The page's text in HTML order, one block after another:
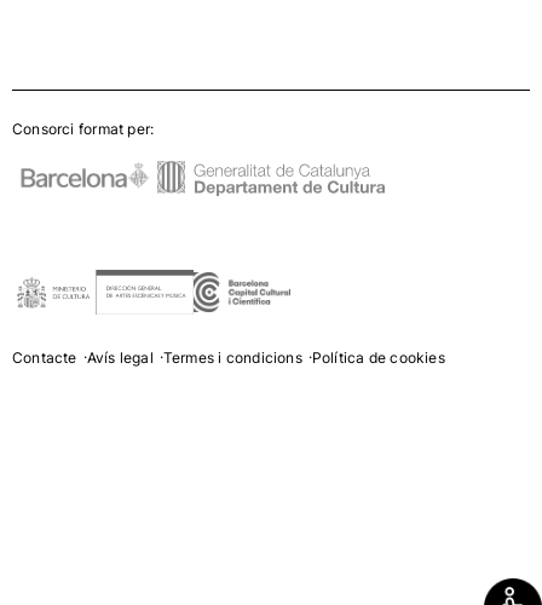
Consorci format per:
Contacte Avís legal Termes i condicions Política de cookies